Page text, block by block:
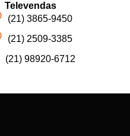
Televendas
(21) 3865-9450
(21) 2509-3385
(21) 98920-6712